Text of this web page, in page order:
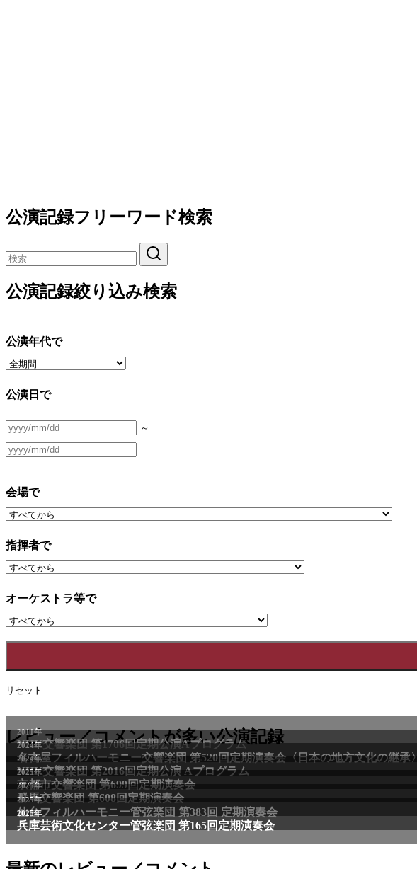
公演記録フリーワード検索
公演記録絞り込み検索
公演年代で
公演日で
～
会場で
指揮者で
オーケストラ等で
リセット
レビュー／コメントが多い公演記録
2011年
NHK交響楽団 第1706回定期公演Aプログラム
2024年
名古屋フィルハーモニー交響楽団 第520回定期演奏会〈日本の地方文化の継承〉
2024年
NHK交響楽団 第2016回定期公演 Aプログラム
2025年
京都市交響楽団 第699回定期演奏会
2025年
群馬交響楽団 第608回定期演奏会
2025年
仙台フィルハーモニー管弦楽団 第383回 定期演奏会
2025年
兵庫芸術文化センター管弦楽団 第165回定期演奏会